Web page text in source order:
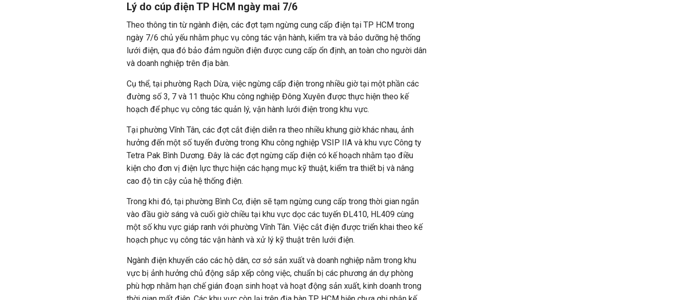
Lý do cúp điện TP HCM ngày mai 7/6
Theo thông tin từ ngành điện, các đợt tạm ngừng cung cấp điện tại TP HCM trong
ngày 7/6 chủ yếu nhằm phục vụ công tác vận hành, kiểm tra và bảo dưỡng hệ thống
lưới điện, qua đó bảo đảm nguồn điện được cung cấp ổn định, an toàn cho người dân
và doanh nghiệp trên địa bàn.
Cụ thể, tại phường Rạch Dừa, việc ngừng cấp điện trong nhiều giờ tại một phần các
đường số 3, 7 và 11 thuộc Khu công nghiệp Đông Xuyên được thực hiện theo kế
hoạch để phục vụ công tác quản lý, vận hành lưới điện trong khu vực.
Tại phường Vĩnh Tân, các đợt cắt điện diễn ra theo nhiều khung giờ khác nhau, ảnh
hưởng đến một số tuyến đường trong Khu công nghiệp VSIP IIA và khu vực Công ty
Tetra Pak Bình Dương. Đây là các đợt ngừng cấp điện có kế hoạch nhằm tạo điều
kiện cho đơn vị điện lực thực hiện các hạng mục kỹ thuật, kiểm tra thiết bị và nâng
cao độ tin cậy của hệ thống điện.
Trong khi đó, tại phường Bình Cơ, điện sẽ tạm ngừng cung cấp trong thời gian ngắn
vào đầu giờ sáng và cuối giờ chiều tại khu vực dọc các tuyến ĐL410, HL409 cùng
một số khu vực giáp ranh với phường Vĩnh Tân. Việc cắt điện được triển khai theo kế
hoạch phục vụ công tác vận hành và xử lý kỹ thuật trên lưới điện.
Ngành điện khuyến cáo các hộ dân, cơ sở sản xuất và doanh nghiệp nằm trong khu
vực bị ảnh hưởng chủ động sắp xếp công việc, chuẩn bị các phương án dự phòng
phù hợp nhằm hạn chế gián đoạn sinh hoạt và hoạt động sản xuất, kinh doanh trong